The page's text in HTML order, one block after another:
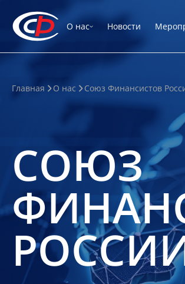
О нас Новости
Главная О нас Союз Финансистов
СОЮЗ